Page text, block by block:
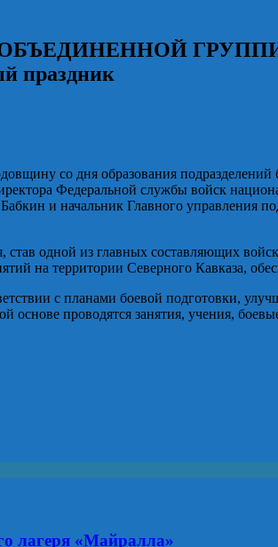
ОБЪЕДИНЕННОЙ
праздник
со дня образования
Федеральной службы войск
и начальник Главного управления
став одной из главных составляющих
на территории Северного Кавказа,
с планами боевой подготовки,
проводятся занятия, учения,
лагеря «Майралла»